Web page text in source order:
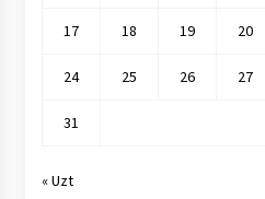
17 18 19 20
24 25 26 27
31
« Uzt